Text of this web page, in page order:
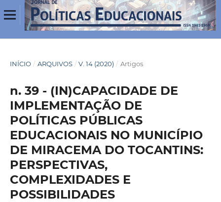
INÍCIO / ARQUIVOS / V. 14 (2020) / Artigos
n. 39 - (IN)CAPACIDADE DE
IMPLEMENTAÇÃO DE
POLÍTICAS PÚBLICAS
EDUCACIONAIS NO MUNICÍPIO
DE MIRACEMA DO TOCANTINS:
PERSPECTIVAS,
COMPLEXIDADES E
POSSIBILIDADES